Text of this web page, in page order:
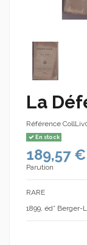
La
Référence
En stock
189,57 €
Parution
RARE
1899, éd°